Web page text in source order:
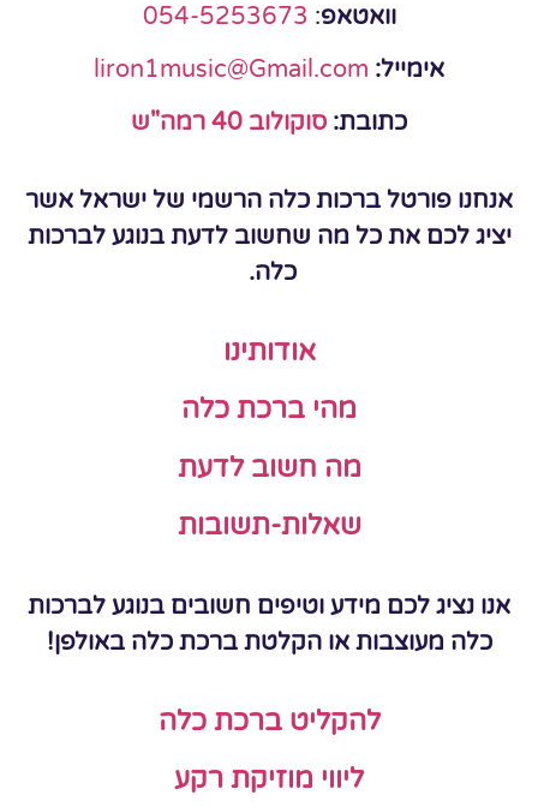
וואטאפ:
054-5253673
אימייל: liron1music@Gmail.com
כתובת: סוקולוב 40 רמה"ש
אנחנו פורטל ברכות כלה הרשמי של ישראל אשר
יציג לכם את כל מה שחשוב לדעת בנוגע לברכות
כלה.
אודותינו
מהי ברכת כלה
מה חשוב לדעת
שאלות-תשובות
אנו נציג לכם מידע וטיפים חשובים בנוגע לברכות
כלה מעוצבות או הקלטת ברכת כלה באולפן!
להקליט ברכת כלה
ליווי מוזיקת רקע